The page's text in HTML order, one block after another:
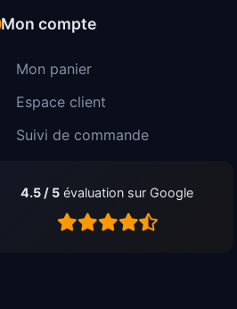
Mon compte
Mon panier
Espace client
Suivi de commande
4.5 / 5 évaluation sur Google